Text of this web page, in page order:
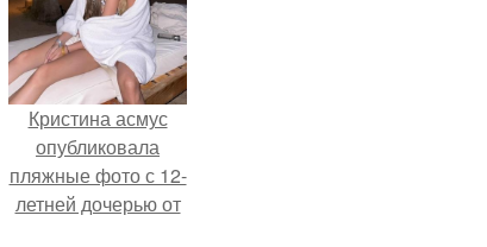
Кристина асмус
опубликовала
пляжные фото с 12-
летней дочерью от